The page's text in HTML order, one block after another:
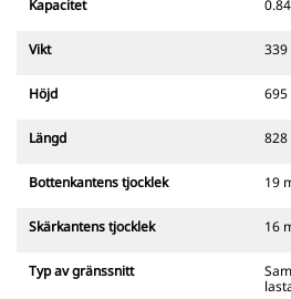
Kapacitet
Vikt 339
Höjd
Längd
Bottenkantens tjocklek 19
Skärkantens tjocklek 16
Typ av gränssnitt